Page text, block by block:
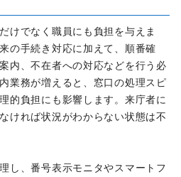
けでなく職員にも負担を与えま
の手続き対応に加えて、順番確
内、不在者への対応などを行う必
業務が増えると、窓口の処理スピ
的負担にも影響します。来庁者に
ければ状況がわからない状態は不
し、番号表示モニタやスマートフ